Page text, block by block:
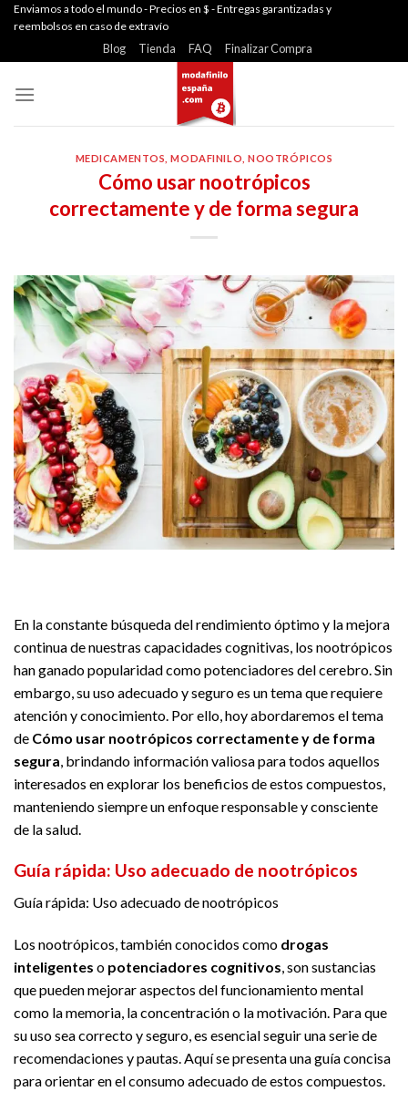
SkipEnviamos a todo el mundo - Precios en $ - Entregas garantizadas y
reembolsos en caso de extravío
Blog Tienda FAQ Finalizar Compra
MEDICAMENTOS ,MODAFINILO ,NOOTRÓPICOS
Cómo usar nootrópicos
correctamente y de forma segura
En la constante búsqueda del rendimiento óptimo y la mejora
continua de nuestras capacidades cognitivas, los nootrópicos
han ganado popularidad como potenciadores del cerebro. Sin
embargo, su uso adecuado y seguro es un tema que requiere
atención y conocimiento. Por ello, hoy abordaremos el tema
de Cómo usar nootrópicos correctamente y de forma
segura, brindando información valiosa para todos aquellos
interesados en explorar los beneficios de estos compuestos,
manteniendo siempre un enfoque responsable y consciente
de la salud.
Guía rápida: Uso adecuado de nootrópicos
Guía rápida: Uso adecuado de nootrópicos
Los nootrópicos, también conocidos como drogas
inteligentes o potenciadores cognitivos , son sustancias
que pueden mejorar aspectos del funcionamiento mental
como la memoria, la concentración o la motivación. Para que
su uso sea correcto y seguro, es esencial seguir una serie de
recomendaciones y pautas. Aquí se presenta una guía concisa
para orientar en el consumo adecuado de estos compuestos.